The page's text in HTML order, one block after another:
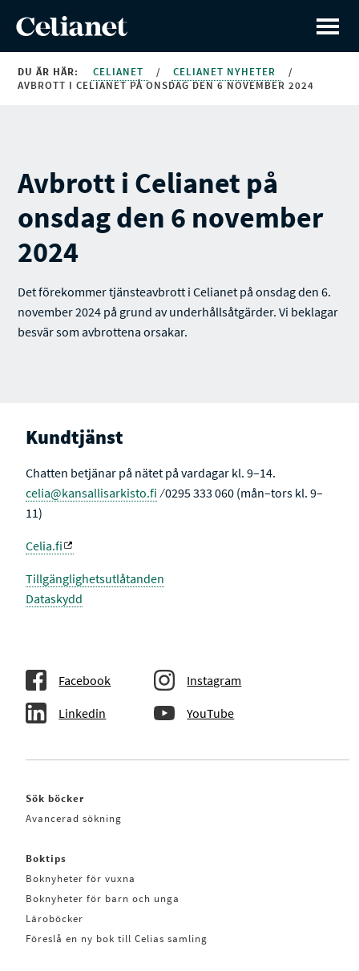
DU ÄR HÄR: CELIANET / CELIANET NYHETER
/
AVBROTT I CELIANET PÅ ONSDAG DEN 6 NOVEMBER 2024
Avbrott i Celianet på
onsdag den 6 november
2024
Det förekommer tjänsteavbrott i Celianet på onsdag den 6.
november 2024 på grund av underhållsåtgärder. Vi beklagar
besvär som avbrottena orsakar.
Kundtjänst
Chatten betjänar på nätet på vardagar kl. 9–14.
celia@kansallisarkisto.fi ⁄ 0295 333 060 (mån–tors kl. 9–
11)
Celia.fi
Tillgänglighetsutlåtanden
Dataskydd
Facebook Instagram
Linkedin YouTube
Sök böcker
Avancerad sökning
Boktips
Boknyheter för vuxna
Boknyheter för barn och unga
Läroböcker
Föreslå en ny bok till Celias samling